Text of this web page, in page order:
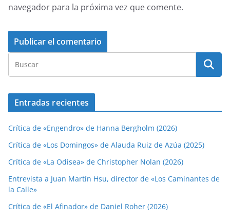
navegador para la próxima vez que comente.
Entradas recientes
Crítica de «Engendro» de Hanna Bergholm (2026)
Crítica de «Los Domingos» de Alauda Ruiz de Azúa (2025)
Crítica de «La Odisea» de Christopher Nolan (2026)
Entrevista a Juan Martín Hsu, director de «Los Caminantes de
la Calle»
Crítica de «El Afinador» de Daniel Roher (2026)